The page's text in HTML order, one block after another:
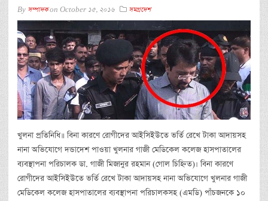
By সম্পাদকon October 15, 2016 সমগ্রদেশ
খুলনা প্রতিনিধি॥ বিনা কারণে রোগীদের আইসিইউতে ভর্তি রেখে টাকা আদায়সহ
নানা অভিযোগে দন্ডাদেশ পাওয়া খুলনার গাজী মেডিকেল কলেজ হাসপাতালের
ব্যবস্থাপনা পরিচালক ডা. গাজী মিজানুর রহমান (গোল চিহ্নিত)। বিনা কারণে
রোগীদের আইসিইউতে ভর্তি রেখে টাকা আদায়সহ নানা অভিযোগে খুলনার গাজী
মেডিকেল কলেজ হাসপাতালের ব্যবস্থাপনা পরিচালকসহ (এমডি) পাঁচজনকে ১০